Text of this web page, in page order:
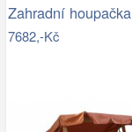
7682,-Kč